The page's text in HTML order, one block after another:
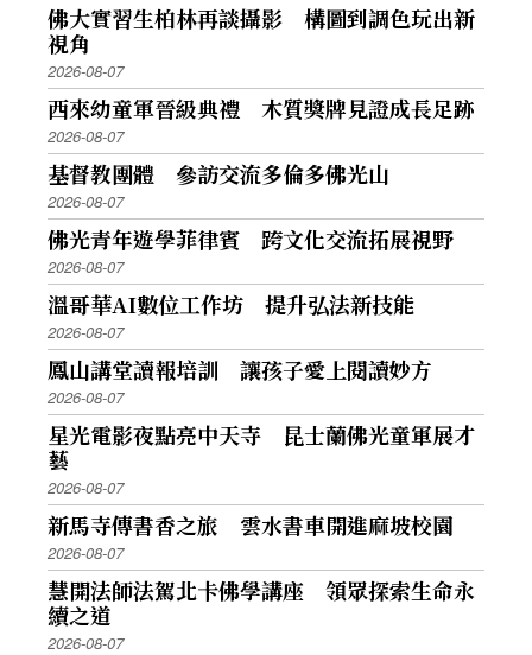
佛大實習生柏林再談攝影 構圖到調色玩出新
視角
2026-08-07
西來幼童軍晉級典禮 木質獎牌見證成長足跡
2026-08-07
基督教團體 參訪交流多倫多佛光山
2026-08-07
佛光青年遊學菲律賓 跨文化交流拓展視野
2026-08-07
溫哥華AI數位工作坊 提升弘法新技能
2026-08-07
鳳山講堂讀報培訓 讓孩子愛上閱讀妙方
2026-08-07
星光電影夜點亮中天寺 昆士蘭佛光童軍展才
藝
2026-08-07
新馬寺傳書香之旅 雲水書車開進麻坡校園
2026-08-07
慧開法師法駕北卡佛學講座 領眾探索生命永
續之道
2026-08-07